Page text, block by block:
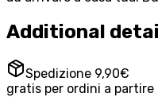
Additional
Spedizione 9,90€
gratis per ordini a partire